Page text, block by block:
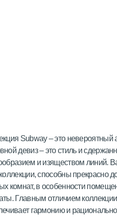
Subway – это
девиз – это стиль и
и изяществом линий.
способны прекрасно
комнат, в особенности
Главным отличием
гармонию и